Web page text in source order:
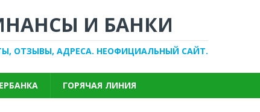
И БАНКИ
ОТЗЫВЫ, АДРЕСА. НЕОФИЦИАЛЬНЫЙ САЙТ.
ГОРЯЧАЯ ЛИНИЯ